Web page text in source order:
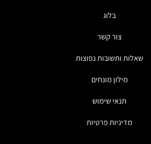
בלוג
צור קשר
שאלות ותשובות נפוצות
מילון מונחים
תנאי שימוש
מדיניות פרטיות